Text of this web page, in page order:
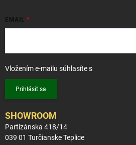
EMAIL
Vložením e-mailu súhlasíte s
Prihlásiť sa
SHOWROOM
Partizánska 418/14
039 01 Turčianske Teplice